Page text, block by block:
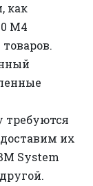
как
M4
требуются
их
System